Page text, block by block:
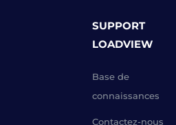
SUPPORT
LOADVIEW
Base de
connaissances
Contactez-nous